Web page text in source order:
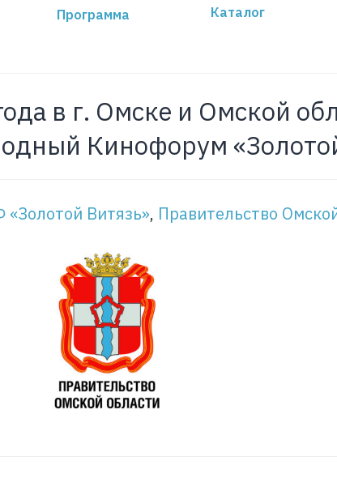
Программа Каталог
в г. Омске и Омской
Кинофорум
Витязь», Правительство